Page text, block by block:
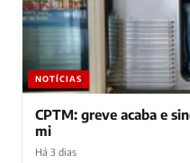
NOTÍCIAS
CPTM: greve acaba e
mi
Há 3 dias